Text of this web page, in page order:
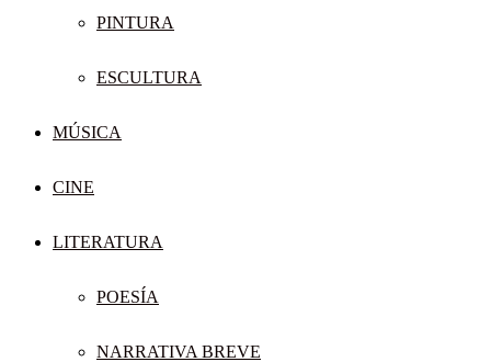
PINTURA
ESCULTURA
MÚSICA
CINE
LITERATURA
POESÍA
NARRATIVA BREVE